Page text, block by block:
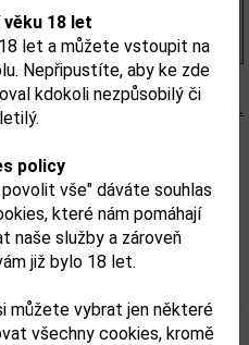
18 let
let a můžete vstoupit na
Nepřipustíte, aby ke zde
kdokoli nezpůsobilý či
policy
vše" dáváte souhlas
které nám pomáhají
naše služby a zároveň
již bylo 18 let.
můžete vybrat jen některé
všechny cookies, kromě
může obsahovat alergeny.
k dispozici na obalu
konzumací.
0,75